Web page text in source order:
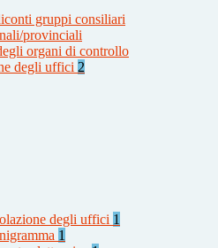
gruppi consiliari
provinciali
organi di controllo
degli uffici 2
degli uffici 1
1